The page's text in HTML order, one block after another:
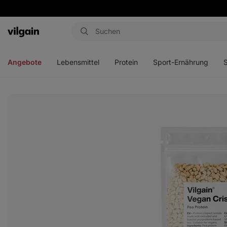
Aktin
Angebote Lebensmittel Protein Sport-Ernährung